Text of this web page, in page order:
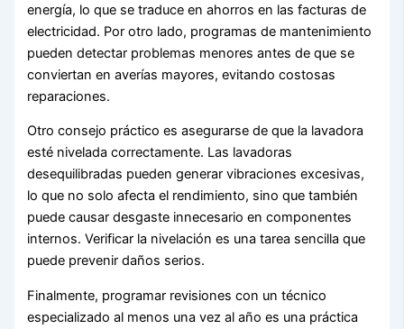
energía, lo que se traduce en ahorros en las facturas de
electricidad. Por otro lado, programas de mantenimiento
pueden detectar problemas menores antes de que se
conviertan en averías mayores, evitando costosas
reparaciones.
Otro consejo práctico es asegurarse de que la lavadora
esté nivelada correctamente. Las lavadoras
desequilibradas pueden generar vibraciones excesivas,
lo que no solo afecta el rendimiento, sino que también
puede causar desgaste innecesario en componentes
internos. Verificar la nivelación es una tarea sencilla que
puede prevenir daños serios.
Finalmente, programar revisiones con un técnico
especializado al menos una vez al año es una práctica